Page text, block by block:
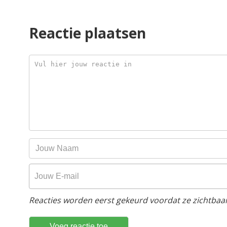
Reactie plaatsen
Reacties worden eerst gekeurd voordat ze